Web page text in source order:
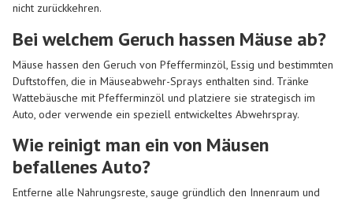
nicht zurückkehren.
Bei welchem Geruch hassen Mäuse ab?
Mäuse hassen den Geruch von Pfefferminzöl, Essig und bestimmten
Duftstoffen, die in Mäuseabwehr-Sprays enthalten sind. Tränke
Wattebäusche mit Pfefferminzöl und platziere sie strategisch im
Auto, oder verwende ein speziell entwickeltes Abwehrspray.
Wie reinigt man ein von Mäusen
befallenes Auto?
Entferne alle Nahrungsreste, sauge gründlich den Innenraum und